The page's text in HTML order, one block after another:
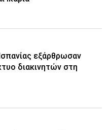
εξάρθρωσαν
διακινητών στη